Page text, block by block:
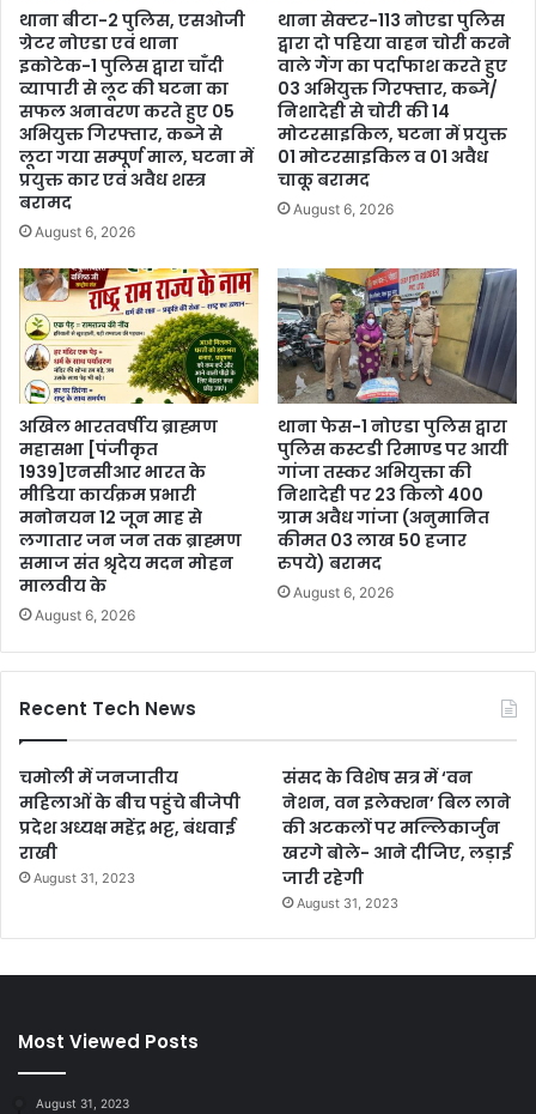
थाना बीटा-2 पुलिस, एसओजी
ग्रेटर नोएडा एवं थाना
इकोटेक-1 पुलिस द्वारा चाँदी
व्यापारी से लूट की घटना का
सफल अनावरण करते हुए 05
अभियुक्त गिरफ्तार, कब्जे से
लूटा गया सम्पूर्ण माल, घटना में
प्रयुक्त कार एवं अवैध शस्त्र
बरामद
August 6, 2026
थाना सेक्टर-113 नोएडा पुलिस
द्वारा दो पहिया वाहन चोरी करने
वाले गैंग का पर्दाफाश करते हुए
03 अभियुक्त गिरफ्तार, कब्जे/
निशादेही से चोरी की 14
मोटरसाइकिल, घटना में प्रयुक्त
01 मोटरसाइकिल व 01 अवैध
चाकू बरामद
August 6, 2026
अखिल भारतवर्षीय ब्राह्मण
महासभा [पंजीकृत
1939]एनसीआर भारत के
मीडिया कार्यक्रम प्रभारी
मनोनयन 12 जून माह से
लगातार जन जन तक ब्राह्मण
समाज संत श्रृदेय मदन मोहन
मालवीय के
August 6, 2026
थाना फेस-1 नोएडा पुलिस द्वारा
पुलिस कस्टडी रिमाण्ड पर आयी
गांजा तस्कर अभियुक्ता की
निशादेही पर 23 किलो 400
ग्राम अवैध गांजा (अनुमानित
कीमत 03 लाख 50 हजार
रुपये) बरामद
August 6, 2026
Recent Tech News
चमोली में जनजातीय
महिलाओं के बीच पहुंचे बीजेपी
प्रदेश अध्यक्ष महेंद्र भट्ट, बंधवाई
राखी
August 31, 2023
संसद के विशेष सत्र में ‘वन
नेशन, वन इलेक्शन’ बिल लाने
की अटकलों पर मल्लिकार्जुन
खरगे बोले- आने दीजिए, लड़ाई
जारी रहेगी
August 31, 2023
Most Viewed Posts
August 31, 2023